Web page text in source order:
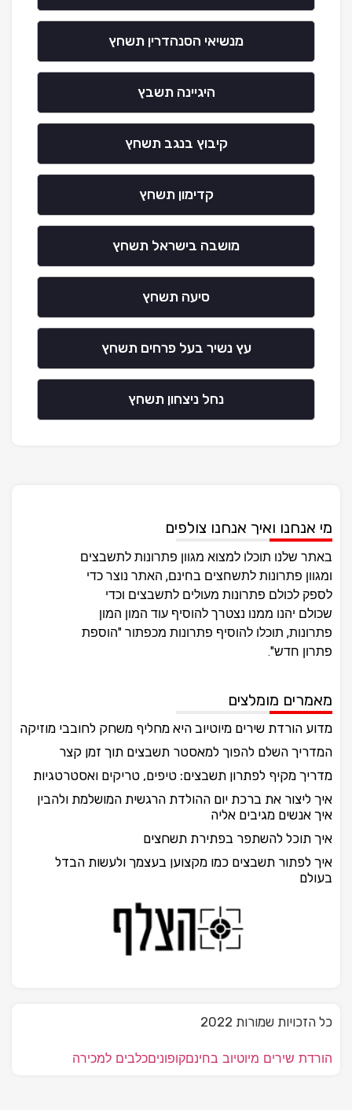
מנשיאי הסנהדרין תשחץ
היגיינה תשבץ
קיבוץ בנגב תשחץ
קדימון תשחץ
מושבה בישראל תשחץ
סיעה תשחץ
עץ נשיר בעל פרחים תשחץ
נחל ניצחון תשחץ
מי אנחנו ואיך אנחנו צולפים
באתר שלנו תוכלו למצוא מגוון פתרונות לתשבצים
ומגוון פתרונות לתשחצים בחינם, האתר נוצר כדי
לספק לכולם פתרונות מעולים לתשבצים וכדי
שכולם יהנו ממנו נצטרך להוסיף עוד המון המון
פתרונות, תוכלו להוסיף פתרונות מכפתור "הוספת
פתרון חדש".
מאמרים מומלצים
מדוע הורדת שירים מיוטיוב היא מחליף משחק לחובבי מוזיקה
המדריך השלם להפוך למאסטר תשבצים תוך זמן קצר
מדריך מקיף לפתרון תשבצים: טיפים, טריקים ואסטרטגיות
איך ליצור את ברכת יום ההולדת הרגשית המושלמת ולהבין
איך אנשים מגיבים אליה
איך תוכל להשתפר בפתירת תשחצים
איך לפתור תשבצים כמו מקצוען בעצמך ולעשות הבדל
בעולם
כל הזכויות שמורות 2022
הורדת שירים מיוטיוב בחינםקופוניםכלבים למכירה